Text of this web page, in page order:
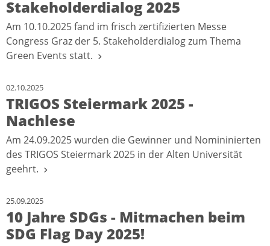
Stakeholderdialog 2025
Am 10.10.2025 fand im frisch zertifizierten Messe
Congress Graz der 5. Stakeholderdialog zum Thema
Green Events statt.
02.10.2025
TRIGOS Steiermark 2025 -
Nachlese
Am 24.09.2025 wurden die Gewinner und Nomininierten
des TRIGOS Steiermark 2025 in der Alten Universität
geehrt.
25.09.2025
10 Jahre SDGs - Mitmachen beim
SDG Flag Day 2025!